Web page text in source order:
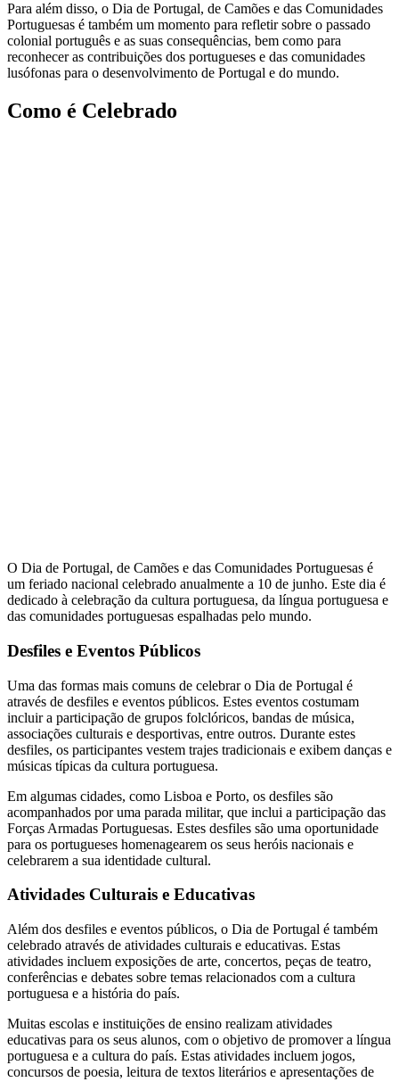
Para além disso, o Dia de Portugal, de Camões e das Comunidades
Portuguesas é também um momento para refletir sobre o passado
colonial português e as suas consequências, bem como para
reconhecer as contribuições dos portugueses e das comunidades
lusófonas para o desenvolvimento de Portugal e do mundo.
Como é Celebrado
O Dia de Portugal, de Camões e das Comunidades Portuguesas é
um feriado nacional celebrado anualmente a 10 de junho. Este dia é
dedicado à celebração da cultura portuguesa, da língua portuguesa e
das comunidades portuguesas espalhadas pelo mundo.
Desfiles e Eventos Públicos
Uma das formas mais comuns de celebrar o Dia de Portugal é
através de desfiles e eventos públicos. Estes eventos costumam
incluir a participação de grupos folclóricos, bandas de música,
associações culturais e desportivas, entre outros. Durante estes
desfiles, os participantes vestem trajes tradicionais e exibem danças e
músicas típicas da cultura portuguesa.
Em algumas cidades, como Lisboa e Porto, os desfiles são
acompanhados por uma parada militar, que inclui a participação das
Forças Armadas Portuguesas. Estes desfiles são uma oportunidade
para os portugueses homenagearem os seus heróis nacionais e
celebrarem a sua identidade cultural.
Atividades Culturais e Educativas
Além dos desfiles e eventos públicos, o Dia de Portugal é também
celebrado através de atividades culturais e educativas. Estas
atividades incluem exposições de arte, concertos, peças de teatro,
conferências e debates sobre temas relacionados com a cultura
portuguesa e a história do país.
Muitas escolas e instituições de ensino realizam atividades
educativas para os seus alunos, com o objetivo de promover a língua
portuguesa e a cultura do país. Estas atividades incluem jogos,
concursos de poesia, leitura de textos literários e apresentações de